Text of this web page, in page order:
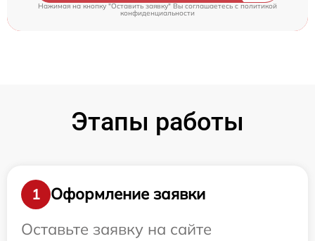
Нажимая на кнопку "Оставить заявку" Вы соглашаетесь cполитикой
конфиденциальности
Этапы работы
1
Оформление заявки
Оставьте заявку на сайте